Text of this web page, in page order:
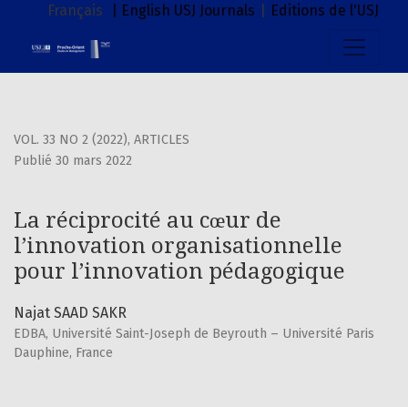
La réciprocité au cœur de l’innovation organisationnelle
Français | English USJ Journals Editions de l'USJ
VOL. 33 NO 2 (2022), ARTICLES
La réciprocité au cœur de
l’innovation organisationnelle
pour l’innovation pédagogique
Publié 30 mars 2022
Najat SAAD SAKR
EDBA, Université Saint-Joseph de Beyrouth – Université Paris
Dauphine, France